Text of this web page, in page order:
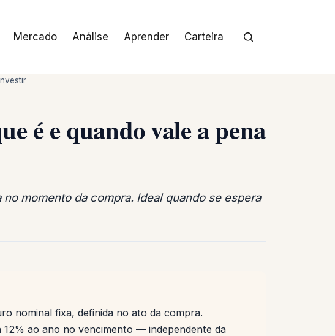
Mercado Análise Aprender Carteira
é e quando vale a pena
momento da compra. Ideal quando se espera
nominal fixa, definida no ato da compra.
ao ano no vencimento — independente da